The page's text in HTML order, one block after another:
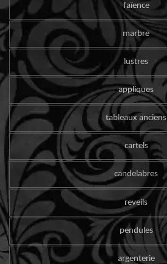
faïence
marbre
lustres
appliques
tableaux anciens
cartels
candelabres
reveils
pendules
argenterie